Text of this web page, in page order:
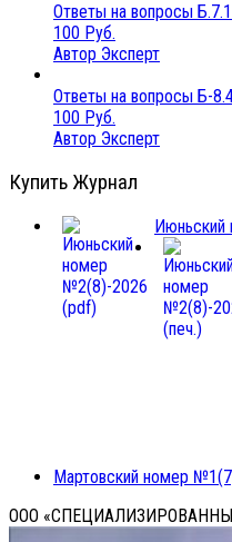
Ответы на вопросы
100 Руб.
Автор Эксперт
Ответы на вопросы Б-
100 Руб.
Автор Эксперт
Купить Журнал
Мартовский номер
ООО